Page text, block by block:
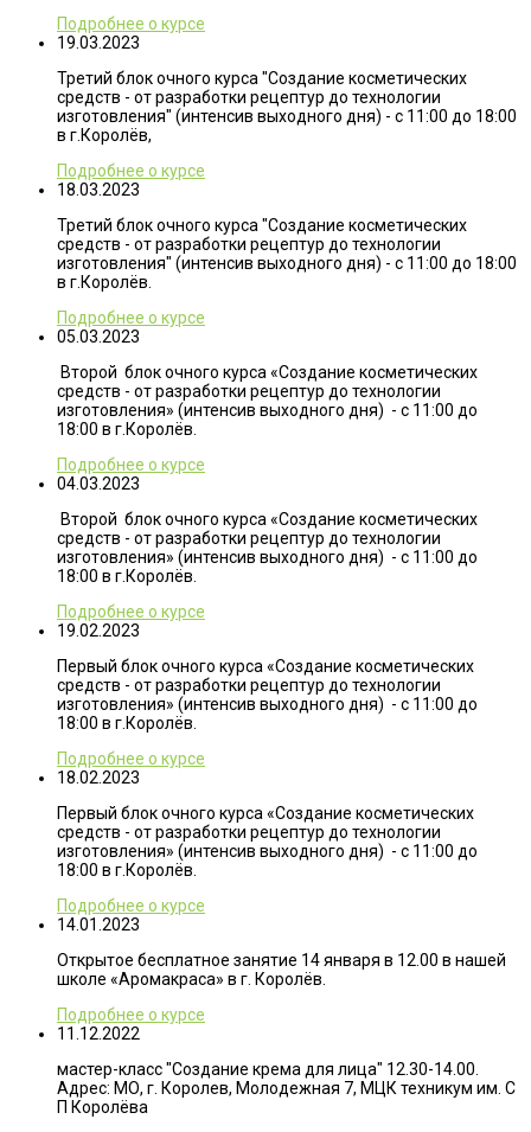
Подробнее о курсе
19.03.2023
Третий блок очного курса "Создание косметических
средств - от разработки рецептур до технологии
изготовления" (интенсив выходного дня) - с 11:00 до 18:00
в г.Королёв,
Подробнее о курсе
18.03.2023
Третий блок очного курса "Создание косметических
средств - от разработки рецептур до технологии
изготовления" (интенсив выходного дня) - с 11:00 до 18:00
в г.Королёв.
Подробнее о курсе
05.03.2023
Второй блок очного курса «Создание косметических
средств - от разработки рецептур до технологии
изготовления» (интенсив выходного дня) - с 11:00 до
18:00 в г.Королёв.
Подробнее о курсе
04.03.2023
Второй блок очного курса «Создание косметических
средств - от разработки рецептур до технологии
изготовления» (интенсив выходного дня) - с 11:00 до
18:00 в г.Королёв.
Подробнее о курсе
19.02.2023
Первый блок очного курса «Создание косметических
средств - от разработки рецептур до технологии
изготовления» (интенсив выходного дня) - с 11:00 до
18:00 в г.Королёв.
Подробнее о курсе
18.02.2023
Первый блок очного курса «Создание косметических
средств - от разработки рецептур до технологии
изготовления» (интенсив выходного дня) - с 11:00 до
18:00 в г.Королёв.
Подробнее о курсе
14.01.2023
Открытое бесплатное занятие 14 января в 12.00 в нашей
школе «Аромакраса» в г. Королёв.
Подробнее о курсе
11.12.2022
мастер-класс "Создание крема для лица" 12.30-14.00.
Адрес: МО, г. Королев, Молодежная 7, МЦК техникум им. С
П Королёва